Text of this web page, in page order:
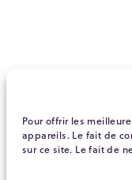
Pour offrir les
appareils. Le fait de
sur ce site. Le fait de